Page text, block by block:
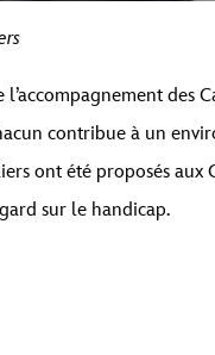
des
contribue à un
ont été proposés aux
sur le handicap.